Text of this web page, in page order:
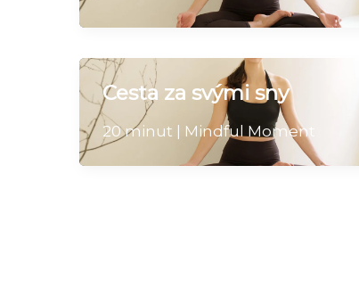
Cesta za svými sny
20 minut | Mindful Moment